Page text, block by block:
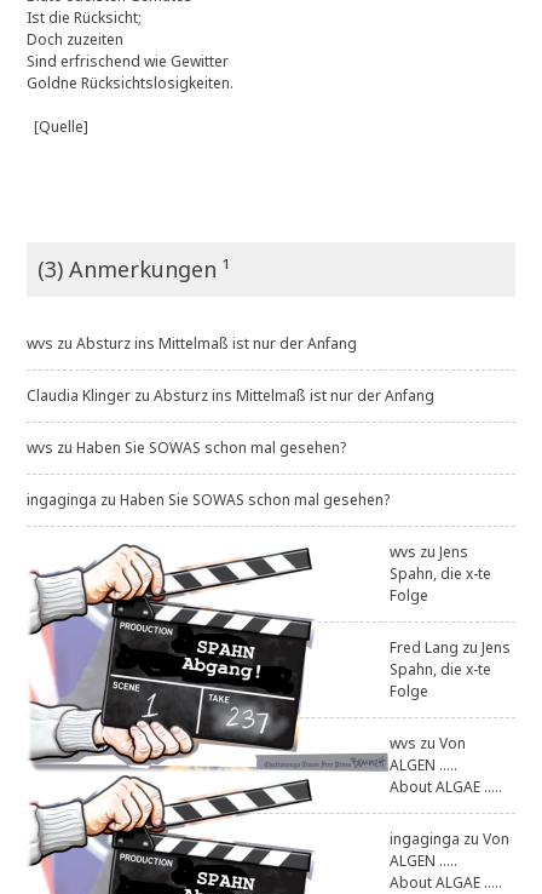
Ist die Rücksicht;
Doch zuzeiten
Sind erfrischend wie Gewitter
Goldne Rücksichtslosigkeiten.
[Quelle]
(3) Anmerkungen ¹
wvs zuAbsturz ins Mittelmaß ist nur der Anfang
Claudia Klinger zuAbsturz ins Mittelmaß ist nur der Anfang
wvs zuHaben Sie SOWAS schon mal gesehen?
ingaginga zuHaben Sie SOWAS schon mal gesehen?
wvs zuJens
Spahn, die x-te
Folge
Fred Lang zuJens
Spahn, die x-te
Folge
wvs zuVon
ALGEN .....
About ALGAE .....
ingaginga zuVon
ALGEN .....
About ALGAE .....